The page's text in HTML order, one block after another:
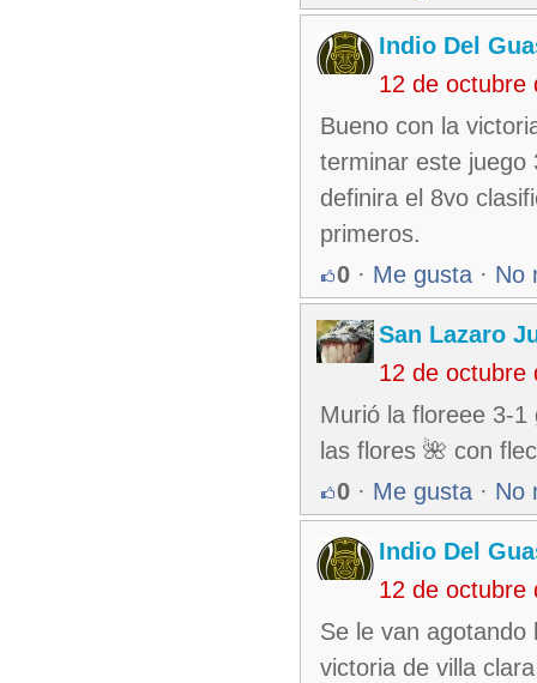
Indio Del
12 de octubre
Bueno con la
terminar este juego
definira el 8vo
primeros.
0 · Me gusta · No
San Lazaro
12 de octubre
Murió la floreee 3-
las flores 🌺 con
0 · Me gusta · No
Indio Del
12 de octubre
Se le van agotando
victoria de villa